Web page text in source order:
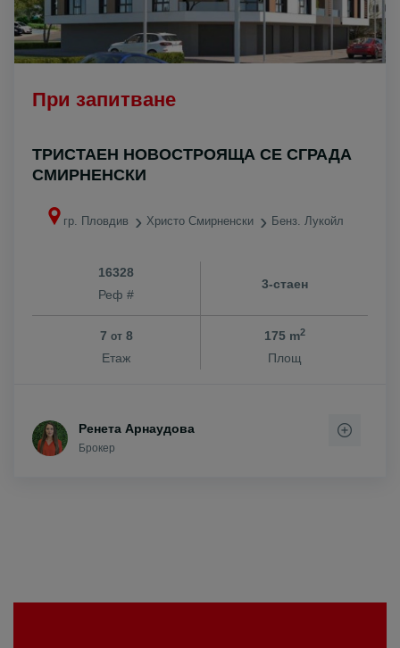
При запитване
ТРИСТАЕН НОВОСТРОЯЩА СЕ СГРАДА
СМИРНЕНСКИ
гр. Пловдив Христо Смирненски Бенз. Лукойл
16328
Реф #
3-стаен
7 от8
Етаж
175 m2
Площ
Ренета Арнаудова
Брокер